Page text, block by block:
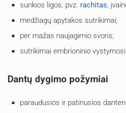
sunkios ligos, pvz. rachitas,
medžiagų apytakos sutrikimai;
per mažas naujagimio svoris;
sutrikimai embrioninio
Dantų dygimo požymiai
paraudusios ir patinusios